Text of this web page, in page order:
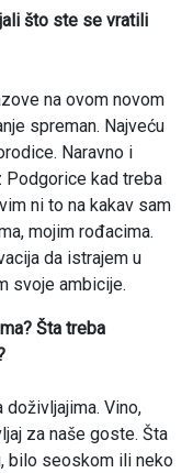
što ste se vratili
na ovom novom
spreman. Najveću
Naravno i
kad treba
ni to na kakav sam
mojim rođacima.
da istrajem u
svoje ambicije.
Šta treba
Vino,
za naše goste. Šta
bilo seoskom ili neko